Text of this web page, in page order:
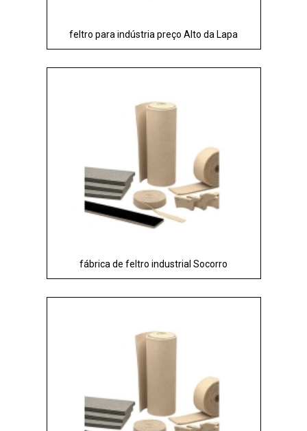
feltro para indústria preço Alto da Lapa
fábrica de feltro industrial Socorro